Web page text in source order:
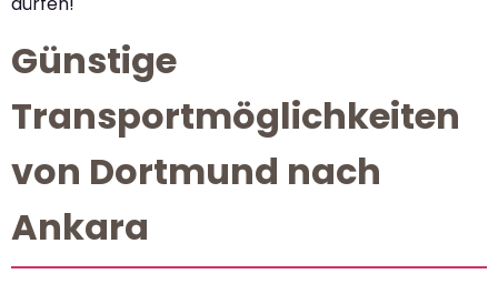
Günstige
Transportmöglichkeiten
von Dortmund nach
Ankara